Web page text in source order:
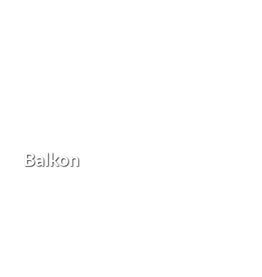
Balkon